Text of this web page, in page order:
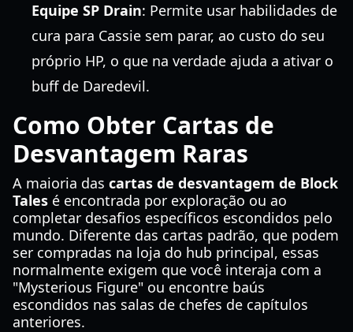
Equipe SP Drain: Permite usar habilidades de
cura para Cassie sem parar, ao custo do seu
próprio HP, o que na verdade ajuda a ativar o
buff de Daredevil.
Como Obter Cartas de
Desvantagem Raras
A maioria das cartas de desvantagem de Block
Tales é encontrada por exploração ou ao
completar desafios específicos escondidos pelo
mundo. Diferente das cartas padrão, que podem
ser compradas na loja do hub principal, essas
normalmente exigem que você interaja com a
"Mysterious Figure" ou encontre baús
escondidos nas salas de chefes de capítulos
anteriores.